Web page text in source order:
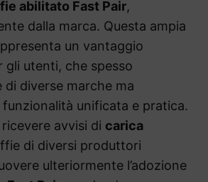
abilitato Fast Pair,
dalla marca. Questa ampia
un vantaggio
gli utenti, che spesso
diverse marche ma
funzionalità unificata e pratica.
avvisi di carica
di diversi produttori
ulteriormente l’adozione